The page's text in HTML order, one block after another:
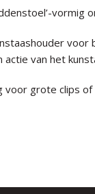
vormig
voor
actie van het
voor grote clips of